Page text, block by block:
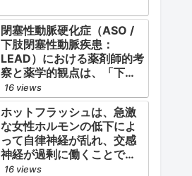
閉塞性動脈硬化症（ASO /
下肢閉塞性動脈疾患：
LEAD）における薬剤師的考
察と薬学的観点は、「下肢
症状（跛行・疼痛）の緩
和」と「全身性動脈硬化に
よる脳心血管イベント（脳
梗塞・心筋梗塞）の二次予
防」の2軸を同時に管理する
ことにあります。
16 views
ホットフラッシュは、急激
な女性ホルモンの低下によ
って自律神経が乱れ、交感
神経が過剰に働くことで起
こります。
16 views